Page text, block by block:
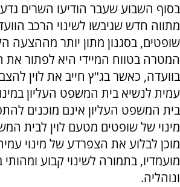
בסוף השבוע שעבר הודיעו השרים
מתווה חדש שגיבשו לשינוי הרכב
שופטים, בסגנון מתון יותר מההצעה
המטרה בטווח המיידי היא לפתור את
בוועדה, כאשר בג"ץ חייב את לוין
עמית לנשיא בית המשפט העליון
בית המשפט העליון אינם מוכנים
מינוי של שופטים מטעם לוין לבית
מוכן לבלוע את הצפרדע של מינוי
מועמדיו, בתמורה לשינוי קבוע
ונוהליה.